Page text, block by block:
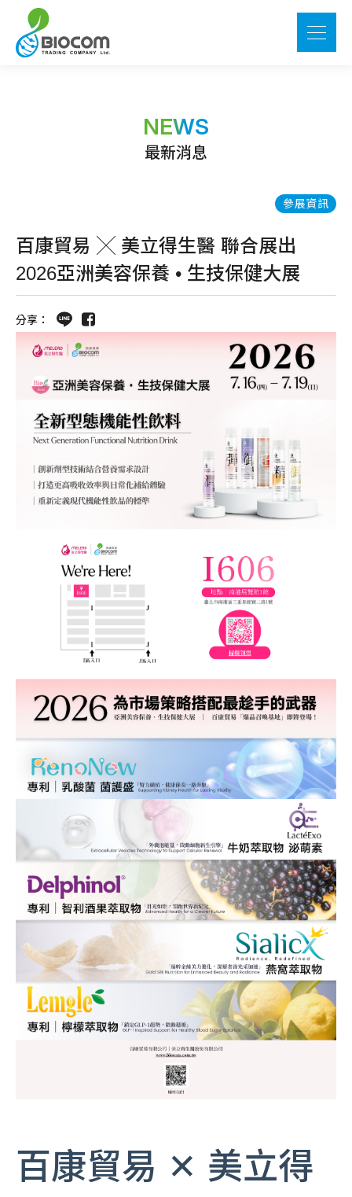
NEWS
最新消息
參展資訊
百康貿易 ╳ 美立得生醫 聯合展出
2026亞洲美容保養 • 生技保健大展
分享：
百康貿易 ✕ 美立得